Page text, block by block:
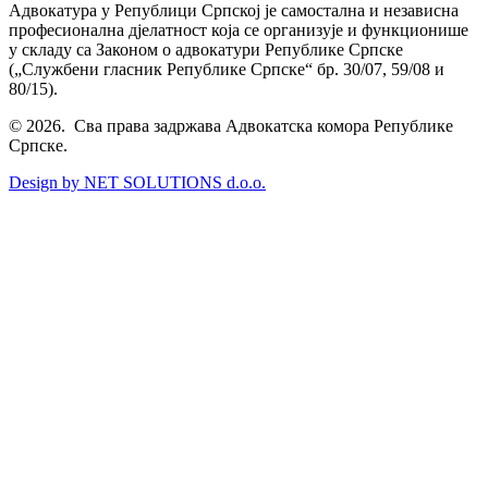
Адвокатура у Републици Српској је самостална и независна
професионална дјелатност која се организује и функционише
у складу са Законом о адвокатури Републике Српске
(„Службени гласник Републике Српске“ бр. 30/07, 59/08 и
80/15).
© 2026. Сва права задржава Адвокатска комора Републике
Српске.
Design by NET SOLUTIONS d.o.o.